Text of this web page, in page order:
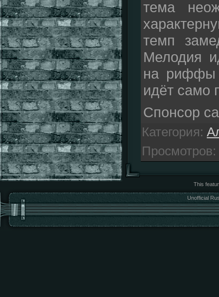
тема
темп
Мелодия
на риффы
идёт само
Спонсор
Категория:
Просмотров:
This
Unofficial